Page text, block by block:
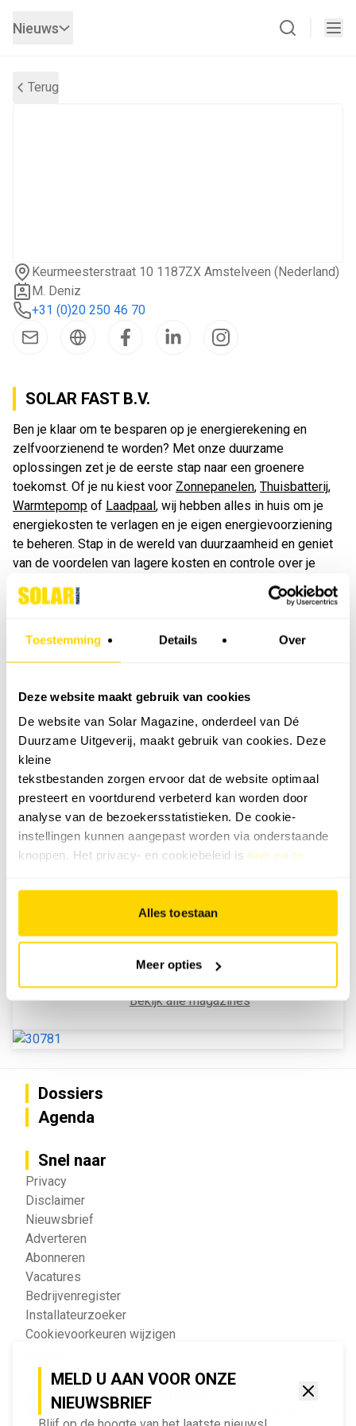
Toestemming Details Over
Deze website maakt gebruik van cookies
De website van Solar Magazine, onderdeel van Dé
Duurzame Uitgeverij, maakt gebruik van cookies. Deze
kleine
tekstbestanden zorgen ervoor dat de website optimaal
presteert en voortdurend verbeterd kan worden door
analyse van de bezoekersstatistieken. De cookie-
instellingen kunnen aangepast worden via onderstaande
knoppen. Het privacy- en cookiebeleid is hier na te
Alles toestaan
Meer opties
MELD U AAN VOOR ONZE
NIEUWSBRIEF
Nieuws
Terug
Keurmeesterstraat 10 1187ZX Amstelveen (Nederland)
M. Deniz
+31 (0)20 250 46 70
SOLAR FAST B.V.
Ben je klaar om te besparen op je energierekening en
zelfvoorzienend te worden? Met onze duurzame
oplossingen zet je de eerste stap naar een groenere
toekomst. Of je nu kiest voor Zonnepanelen, Thuisbatterij,
Warmtepomp of Laadpaal, wij hebben alles in huis om je
energiekosten te verlagen en je eigen energievoorziening
te beheren. Stap in de wereld van duurzaamheid en geniet
van de voordelen van lagere kosten en controle over je
MEEST GELEZEN
VACATURES
Bekijk alle vacatures
NU IN HET TIJDSCHRIFT
De juni 2026-editie van Solar &
Storage Magazine is uit. Dit
nummer staat in het teken van de
vastgelegd wordt, zonnepanelen
op huurwoningen en de druk op het
Vlaamse stroomnet.
Bekijk alle magazines
Dossiers
Agenda
Snel naar
Privacy
Disclaimer
Nieuwsbrief
Adverteren
Abonneren
Vacatures
Bedrijvenregister
Installateurzoeker
Cookievoorkeuren wijzigen
Geef ons feedback
Vertel ons wat je van onze website vindt.